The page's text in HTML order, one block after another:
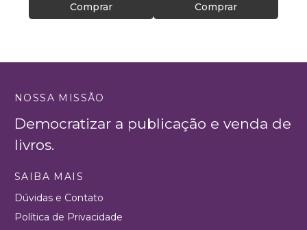
Comprar Comprar
NOSSA MISSÃO
Democratizar a publicação e venda de
livros.
SAIBA MAIS
Dúvidas e Contato
Política de Privacidade